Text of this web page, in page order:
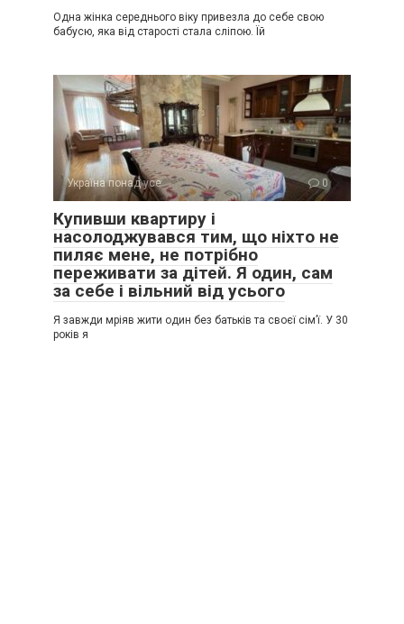
Одна жінка середнього віку привезла до себе свою
бабусю, яка від старості стала сліпою. Їй
Україна понад усе 0
Купивши квартиру і
насолоджувався тим, що ніхто не
пиляє мене, не потрібно
переживати за дітей. Я один, сам
за себе і вільний від усього
Я завжди мріяв жити один без батьків та своєї сім’ї. У 30
років я